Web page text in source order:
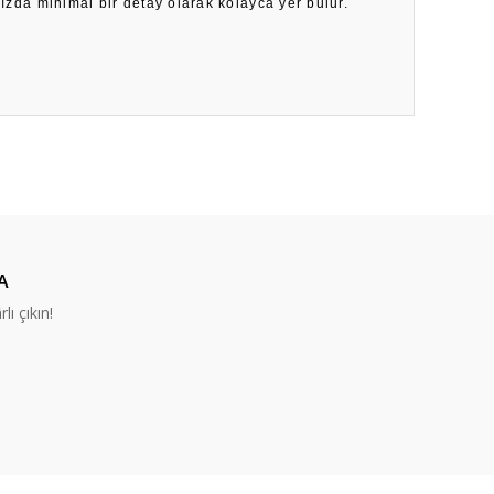
minimal bir detay olarak kolayca yer bulur.
çıkın!